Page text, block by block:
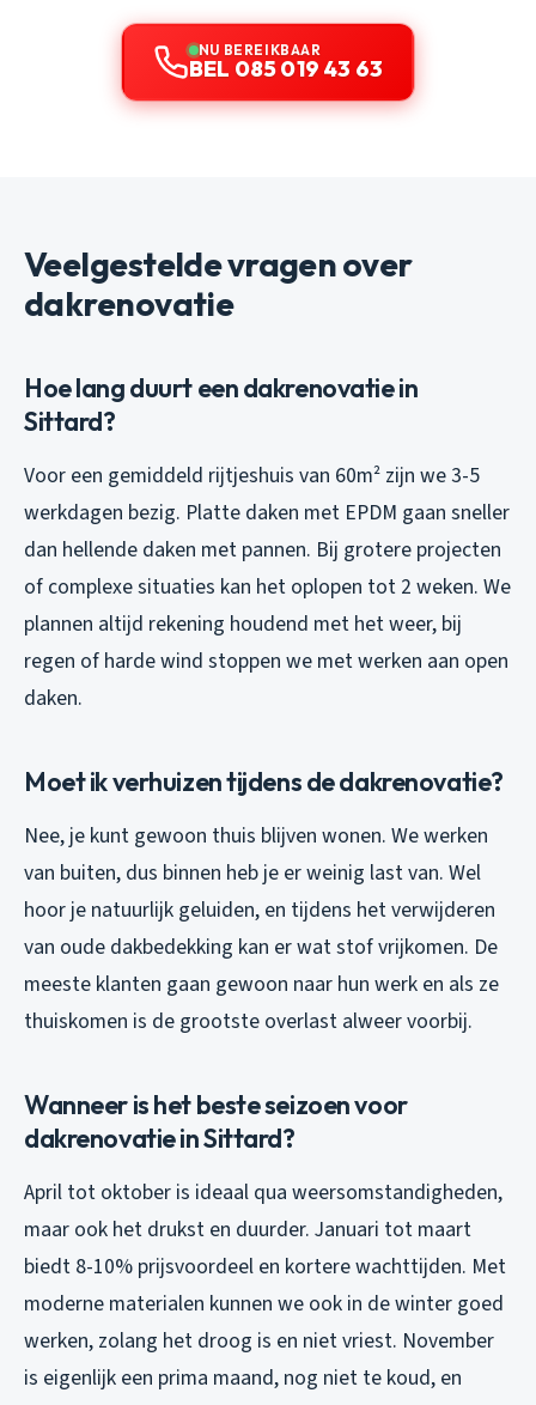
NU BEREIKBAAR
BEL 085 019 43 63
Veelgestelde vragen over
dakrenovatie
Hoe lang duurt een dakrenovatie in
Sittard?
Voor een gemiddeld rijtjeshuis van 60m² zijn we 3-5
werkdagen bezig. Platte daken met EPDM gaan sneller
dan hellende daken met pannen. Bij grotere projecten
of complexe situaties kan het oplopen tot 2 weken. We
plannen altijd rekening houdend met het weer, bij
regen of harde wind stoppen we met werken aan open
daken.
Moet ik verhuizen tijdens de dakrenovatie?
Nee, je kunt gewoon thuis blijven wonen. We werken
van buiten, dus binnen heb je er weinig last van. Wel
hoor je natuurlijk geluiden, en tijdens het verwijderen
van oude dakbedekking kan er wat stof vrijkomen. De
meeste klanten gaan gewoon naar hun werk en als ze
thuiskomen is de grootste overlast alweer voorbij.
Wanneer is het beste seizoen voor
dakrenovatie in Sittard?
April tot oktober is ideaal qua weersomstandigheden,
maar ook het drukst en duurder. Januari tot maart
biedt 8-10% prijsvoordeel en kortere wachttijden. Met
moderne materialen kunnen we ook in de winter goed
werken, zolang het droog is en niet vriest. November
is eigenlijk een prima maand, nog niet te koud, en